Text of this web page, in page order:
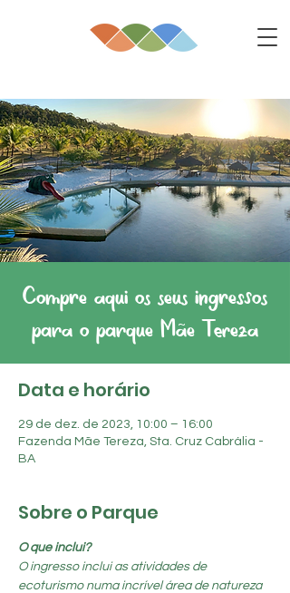
Compre aqui os seus ingressos
para o parque Mãe Tereza
Data e horário
29 de dez. de 2023, 10:00 – 16:00
Fazenda Mãe Tereza, Sta. Cruz Cabrália -
BA
Sobre o Parque
O que inclui?
O ingresso inclui as atividades de
ecoturismo numa incrível área de natureza